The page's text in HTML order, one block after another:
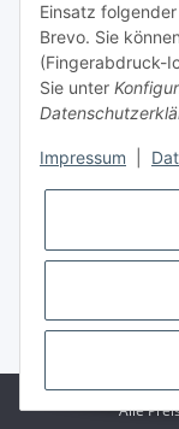
Mein Account
(Telefonzeit von
* Alle
Einsatz
Brevo. Sie
(Fingerabdruck-
Sie unter
Impressum